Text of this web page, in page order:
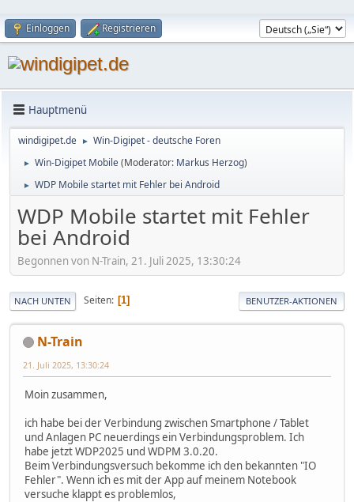
Einloggen Registrieren
Hauptmenü
windigipet.de ► Win-Digipet - deutsche Foren
► Win-Digipet Mobile(Moderator: Markus Herzog)
► WDP Mobile startet mit Fehler bei Android
WDP Mobile startet mit Fehler
bei Android
Begonnen von N-Train, 21. Juli 2025, 13:30:24
NACH UNTEN Seiten 1 BENUTZER-AKTIONEN
N-Train
21. Juli 2025, 13:30:24
Moin zusammen,
ich habe bei der Verbindung zwischen Smartphone / Tablet
und Anlagen PC neuerdings ein Verbindungsproblem. Ich
habe jetzt WDP2025 und WDPM 3.0.20.
Beim Verbindungsversuch bekomme ich den bekannten "IO
Fehler". Wenn ich es mit der App auf meinem Notebook
versuche klappt es problemlos,